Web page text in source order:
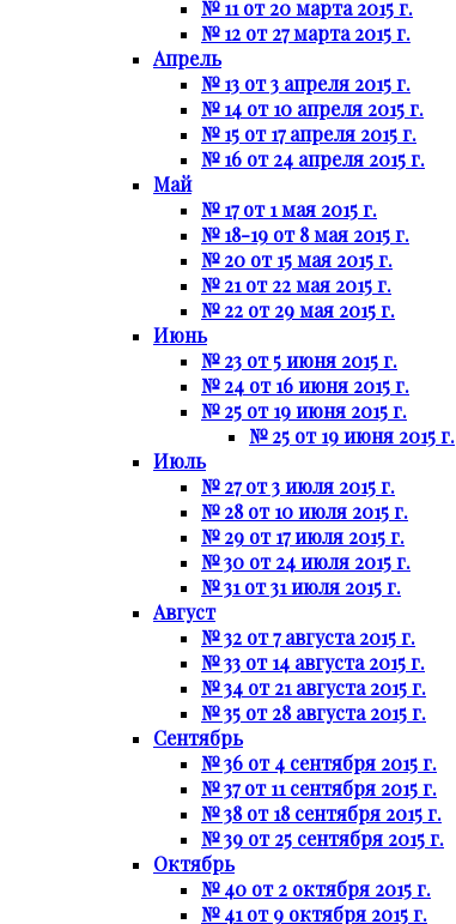
№ 11 от 20 марта 2015 г.
№ 12 от 27 марта 2015 г.
Апрель
№ 13 от 3 апреля 2015 г.
№ 14 от 10 апреля 2015 г.
№ 15 от 17 апреля 2015 г.
№ 16 от 24 апреля 2015 г.
Май
№ 17 от 1 мая 2015 г.
№ 18-19 от 8 мая 2015 г.
№ 20 от 15 мая 2015 г.
№ 21 от 22 мая 2015 г.
№ 22 от 29 мая 2015 г.
Июнь
№ 23 от 5 июня 2015 г.
№ 24 от 16 июня 2015 г.
№ 25 от 19 июня 2015 г.
№ 25 от 19 июня 2015 г.
Июль
№ 27 от 3 июля 2015 г.
№ 28 от 10 июля 2015 г.
№ 29 от 17 июля 2015 г.
№ 30 от 24 июля 2015 г.
№ 31 от 31 июля 2015 г.
Август
№ 32 от 7 августа 2015 г.
№ 33 от 14 августа 2015 г.
№ 34 от 21 августа 2015 г.
№ 35 от 28 августа 2015 г.
Сентябрь
№ 36 от 4 сентября 2015 г.
№ 37 от 11 сентября 2015 г.
№ 38 от 18 сентября 2015 г.
№ 39 от 25 сентября 2015 г.
Октябрь
№ 40 от 2 октября 2015 г.
№ 41 от 9 октября 2015 г.